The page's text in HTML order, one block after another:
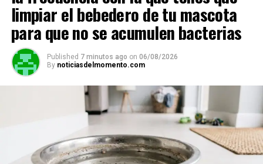
limpiar el bebedero de tu mascota
para que no se acumulen bacterias
Published 7 minutos ago on 06/08/2026
By noticiasdelmomento.com